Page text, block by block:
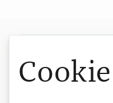
Cookie